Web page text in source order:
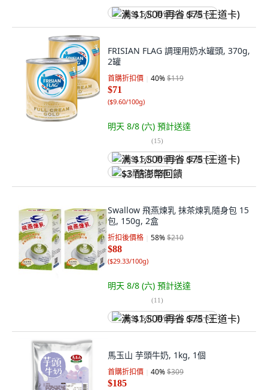
满 $1,500 再省 $75 (王道卡)
FRISIAN FLAG 調理用奶水罐頭, 370g,
2罐
首購折扣價 40%$119
$71
($9.60/100g)
明天 8/8 (六) 預計送達
(15)
满 $1,500 再省 $75 (王道卡)
$3 酷澎幣回饋
Swallow 飛燕煉乳 抹茶煉乳隨身包 15
包, 150g, 2盒
折扣後價格 58%$210
$88
($29.33/100g)
明天 8/8 (六) 預計送達
(11)
满 $1,500 再省 $75 (王道卡)
馬玉山 芋頭牛奶, 1kg, 1個
首購折扣價 40%$309
$185